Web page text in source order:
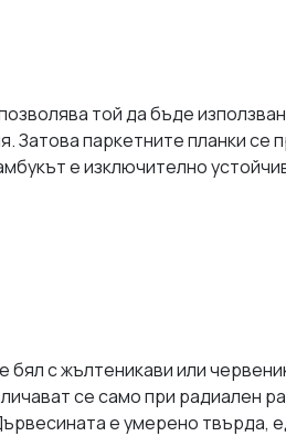
той да бъде
Затова паркетните планки се
е изключително
с жълтеникави или
се само при радиален
е умерено твърда,